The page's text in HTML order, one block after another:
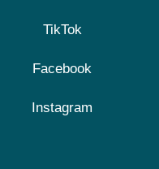
TikTok
Facebook
Instagram